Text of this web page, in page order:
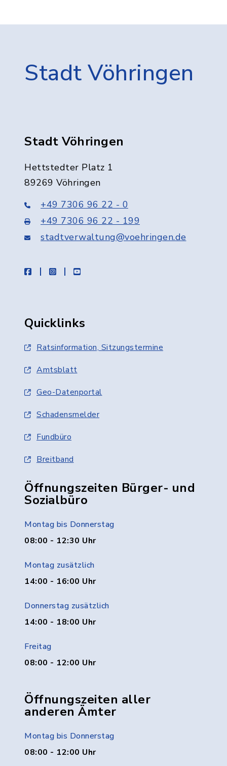
Stadt Vöhringen
Stadt Vöhringen
Hettstedter Platz 1
89269 Vöhringen
+49 7306 96 22 - 0
+49 7306 96 22 - 199
stadtverwaltung@voehringen.de
facebookinstagramyoutube
Quicklinks
Ratsinformation, Sitzungstermine
Amtsblatt
Geo-Datenportal
Schadensmelder
Fundbüro
Breitband
Öffnungszeiten Bürger- und
Sozialbüro
Montag bis Donnerstag
08:00 - 12:30 Uhr
Montag zusätzlich
14:00 - 16:00 Uhr
Donnerstag zusätzlich
14:00 - 18:00 Uhr
Freitag
08:00 - 12:00 Uhr
Öffnungszeiten aller
anderen Ämter
Montag bis Donnerstag
08:00 - 12:00 Uhr